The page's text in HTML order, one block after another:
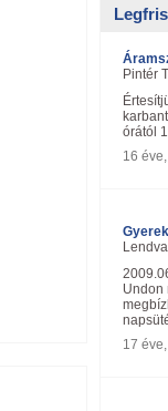
Pintér
órától
16
Undon
17